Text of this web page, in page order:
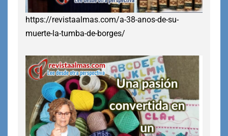
https://revistaalmas.com/a-38-anos-de-su-
muerte-la-tumba-de-borges/